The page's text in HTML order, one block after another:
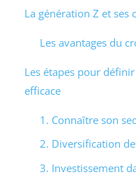
La génération Z et ses
Les avantages du
Les étapes pour
efficace
1. Connaître son
2. Diversification
3. Investissement